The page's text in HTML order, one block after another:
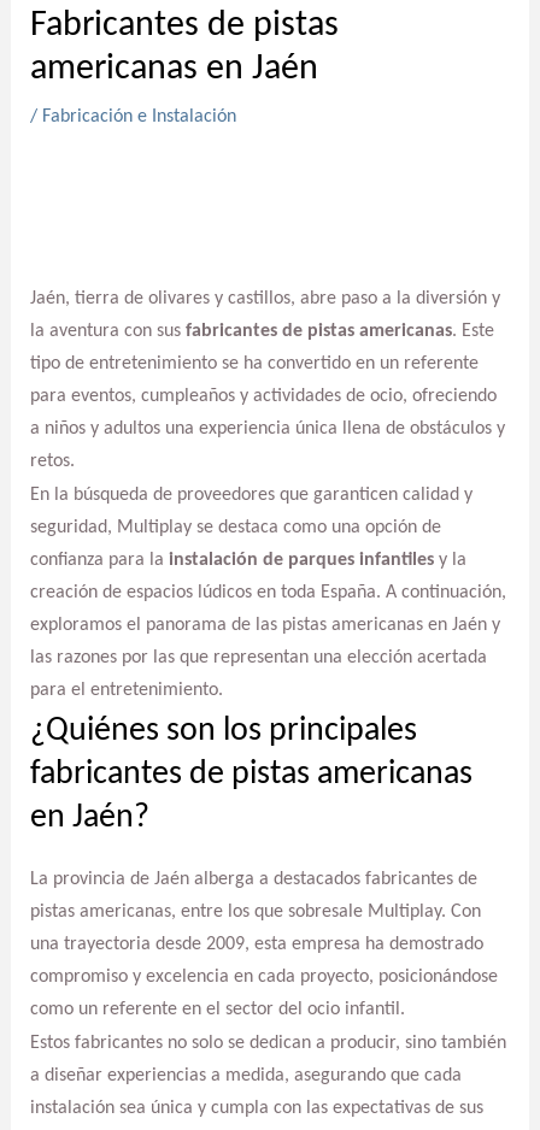
Fabricantes de pistas
americanas en Jaén
/ Fabricación e Instalación
Jaén, tierra de olivares y castillos, abre paso a la diversión y
la aventura con sus fabricantes de pistas americanas. Este
tipo de entretenimiento se ha convertido en un referente
para eventos, cumpleaños y actividades de ocio, ofreciendo
a niños y adultos una experiencia única llena de obstáculos y
retos.
En la búsqueda de proveedores que garanticen calidad y
seguridad, Multiplay se destaca como una opción de
confianza para la instalación de parques infantilesy la
creación de espacios lúdicos en toda España. A continuación,
exploramos el panorama de las pistas americanas en Jaén y
las razones por las que representan una elección acertada
para el entretenimiento.
¿Quiénes son los principales
fabricantes de pistas americanas
en Jaén?
La provincia de Jaén alberga a destacados fabricantes de
pistas americanas, entre los que sobresale Multiplay. Con
una trayectoria desde 2009, esta empresa ha demostrado
compromiso y excelencia en cada proyecto, posicionándose
como un referente en el sector del ocio infantil.
Estos fabricantes no solo se dedican a producir, sino también
a diseñar experiencias a medida, asegurando que cada
instalación sea única y cumpla con las expectativas de sus